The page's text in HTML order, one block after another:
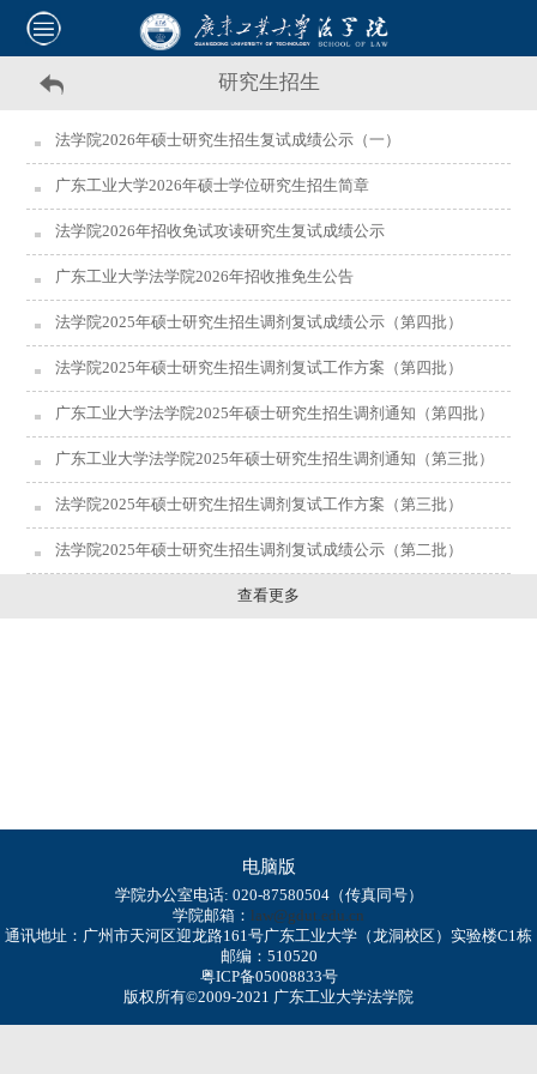
研究生招生
法学院2026年硕士研究生招生复试成绩公示（一）
广东工业大学2026年硕士学位研究生招生简章
法学院2026年招收免试攻读研究生复试成绩公示
广东工业大学法学院2026年招收推免生公告
法学院2025年硕士研究生招生调剂复试成绩公示（第四批）
法学院2025年硕士研究生招生调剂复试工作方案（第四批）
广东工业大学法学院2025年硕士研究生招生调剂通知（第四批）
广东工业大学法学院2025年硕士研究生招生调剂通知（第三批）
法学院2025年硕士研究生招生调剂复试工作方案（第三批）
法学院2025年硕士研究生招生调剂复试成绩公示（第二批）
查看更多
电脑版
学院办公室电话: 020-87580504（传真同号）
学院邮箱：
law@gdut.edu.cn
通讯地址：广州市天河区迎龙路161号广东工业大学（龙洞校区）实验楼C1栋
邮编：510520
粤ICP备05008833号
版权所有©2009-2021 广东工业大学法学院